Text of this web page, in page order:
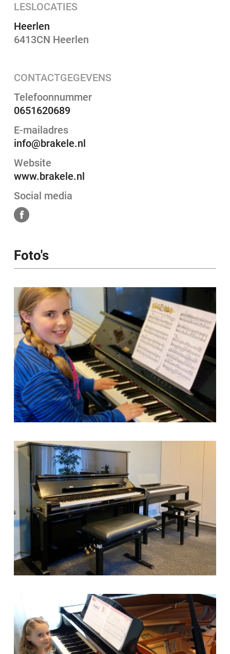
LESLOCATIES
Heerlen
6413CN Heerlen
CONTACTGEGEVENS
Telefoonnummer
0651620689
E-mailadres
info@brakele.nl
Website
www.brakele.nl
Social media
Foto's